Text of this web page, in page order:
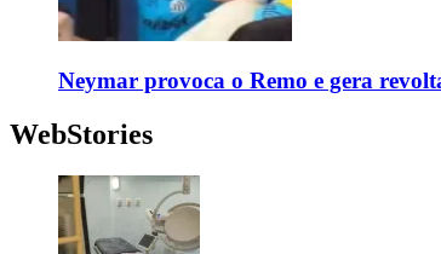
Neymar provoca o Remo e gera
WebStories